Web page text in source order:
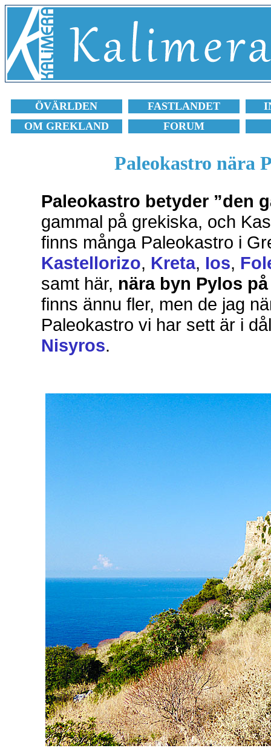
ÖVÄRLDEN FASTLANDET
OM GREKLAND
FORUM
Paleokastro nära
Paleokastro betyder ”den
gammal på grekiska, och
finns många Paleokastro i
Kastellorizo, Kreta, Ios,
samt här, nära byn Pylos
finns ännu fler, men de jag
Paleokastro vi har sett är i
Nisyros.